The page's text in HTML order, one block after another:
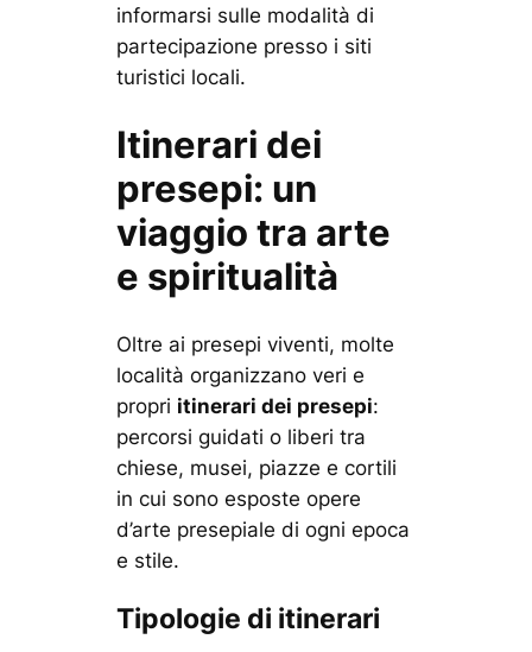
informarsi sulle modalità di
partecipazione presso i siti
turistici locali.
Itinerari dei
presepi: un
viaggio tra arte
e spiritualità
Oltre ai presepi viventi, molte
località organizzano veri e
propri itinerari dei presepi:
percorsi guidati o liberi tra
chiese, musei, piazze e cortili
in cui sono esposte opere
d’arte presepiale di ogni epoca
e stile.
Tipologie di itinerari